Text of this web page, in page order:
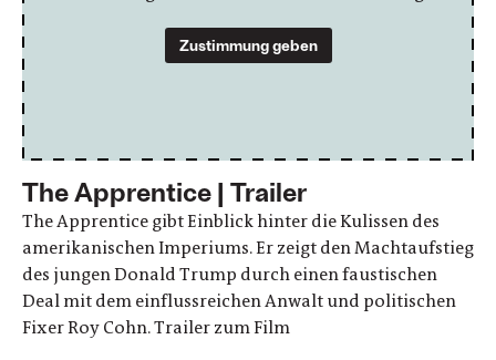
Zustimmung geben
The Apprentice | Trailer
The Apprentice gibt Einblick hinter die Kulissen des
amerikanischen Imperiums. Er zeigt den Machtaufstieg
des jungen Donald Trump durch einen faustischen
Deal mit dem einflussreichen Anwalt und politischen
Fixer Roy Cohn. Trailer zum Film